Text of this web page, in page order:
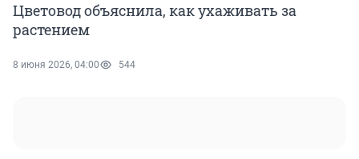
Цветовод объяснила, как ухаживать за
растением
8 июня 2026, 04:00 544